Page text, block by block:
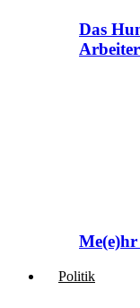
Das
Politik